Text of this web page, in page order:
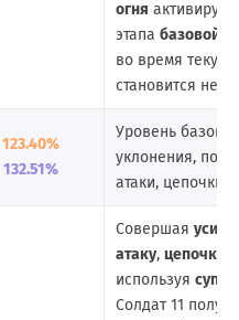
огня
этапа базовой
во время
становится
123.40%
132.51%
Уровень
уклонения,
атаки, цепочки
Совершая
атаку, цепочку
используя
Солдат 11